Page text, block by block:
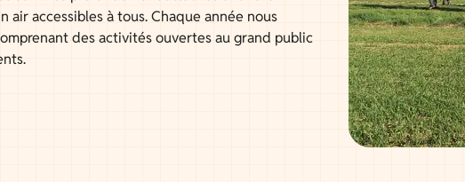
air accessibles à tous. Chaque année nous
des activités ouvertes au grand public